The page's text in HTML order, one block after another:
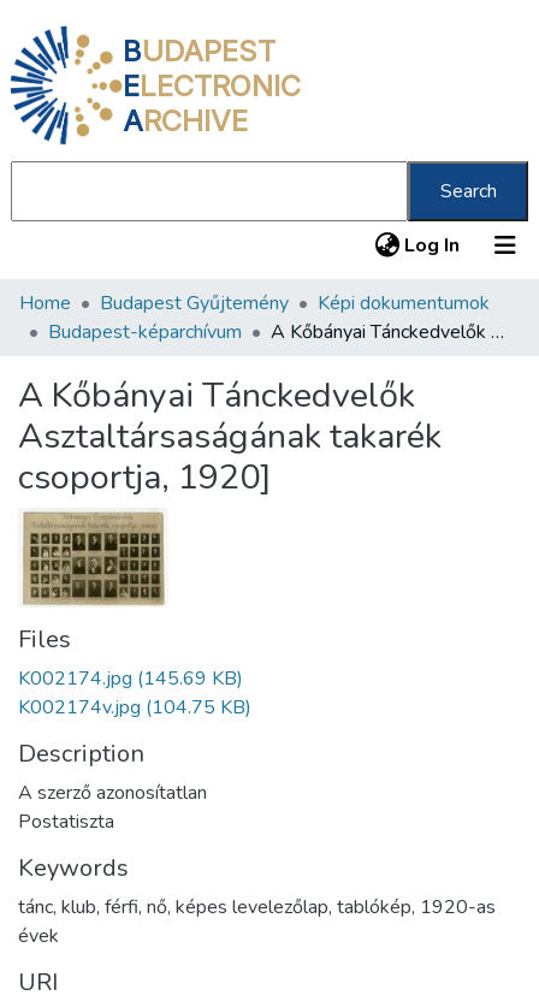
BUDAPEST
ELECTRONIC
ARCHIVE
Search
Log In (current)
Communities & Collections
Statistics
About us
Home Budapest Gyűjtemény
Képi dokumentumok
Budapest-képarchívum
A Kőbányai Tánckedvelők Asztaltársaságának takarék csoportja, 1920]
A Kőbányai Tánckedvelők
Asztaltársaságának takarék
csoportja, 1920]
Files
K002174.jpg (145.69 KB)
K002174v.jpg (104.75 KB)
Description
A szerző azonosítatlan
Postatiszta
Keywords
tánc, klub, férfi, nő, képes levelezőlap, tablókép, 1920-as
évek
URI